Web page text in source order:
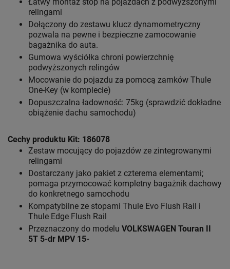
Łatwy montaż stóp na pojazdach z podwyższonymi
relingami
Dołączony do zestawu klucz dynamometryczny
pozwala na pewne i bezpieczne zamocowanie
bagażnika do auta.
Gumowa wyściółka chroni powierzchnię
podwyższonych relingów
Mocowanie do pojazdu za pomocą zamków Thule
One-Key (w komplecie)
Dopuszczalna ładowność: 75kg (sprawdzić dokładne
obiążenie dachu samochodu)
Cechy produktu Kit: 186078
Zestaw mocujący do pojazdów ze zintegrowanymi
relingami
Dostarczany jako pakiet z czterema elementami;
pomaga przymocować kompletny bagażnik dachowy
do konkretnego samochodu
Kompatybilne ze stopami Thule Evo Flush Rail i
Thule Edge Flush Rail
Przeznaczony do modelu VOLKSWAGEN Touran II
5T 5-dr MPV 15-